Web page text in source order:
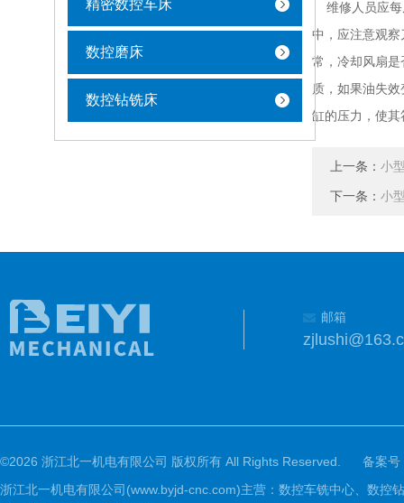
精密数控车床
数控磨床
数控钻铣床
维修人员应每
中，应注意观
常，冷却风扇
质，如果油失
缸的压力，使
上一条：小
下一条：小
邮箱
©2026 浙江北一机电有限公司 版权所有 All Rights Reserved.
备案号
浙江北一机电有限公司(www.byjd-cnc.com)主营：数控车铣中心、数控